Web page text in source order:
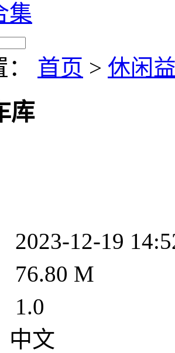
集
首页 > 休闲
库
2023-12-19
76.80 M
1.0
中文